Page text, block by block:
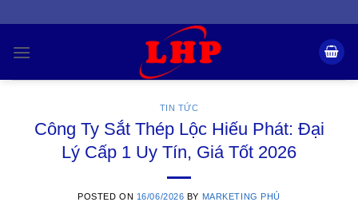
content
TIN TỨC
Công Ty Sắt Thép Lộc Hiếu Phát: Đại
Lý Cấp 1 Uy Tín, Giá Tốt 2026
POSTED ON 16/06/2026 BY MARKETING PHÚ